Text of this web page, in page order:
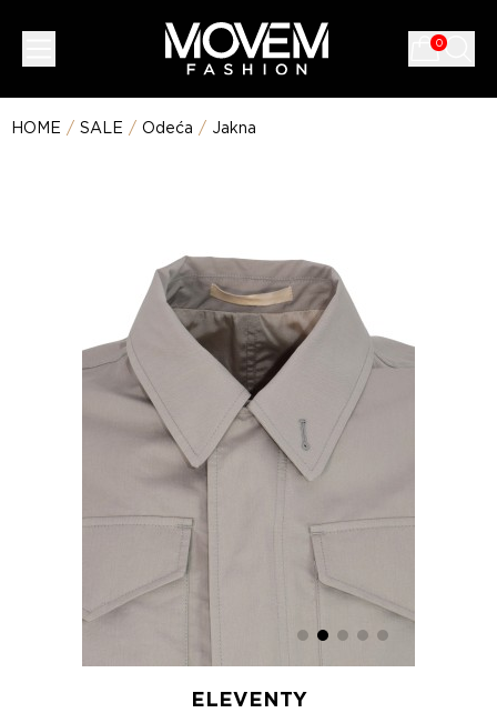
0
HOME / SALE / Odeća / Jakna
ELEVENTY